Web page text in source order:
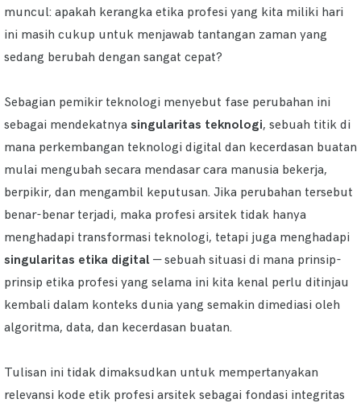
muncul: apakah kerangka etika profesi yang kita miliki hari
ini masih cukup untuk menjawab tantangan zaman yang
sedang berubah dengan sangat cepat?
Sebagian pemikir teknologi menyebut fase perubahan ini
sebagai mendekatnya singularitas teknologi, sebuah titik di
mana perkembangan teknologi digital dan kecerdasan buatan
mulai mengubah secara mendasar cara manusia bekerja,
berpikir, dan mengambil keputusan. Jika perubahan tersebut
benar-benar terjadi, maka profesi arsitek tidak hanya
menghadapi transformasi teknologi, tetapi juga menghadapi
singularitas etika digital — sebuah situasi di mana prinsip-
prinsip etika profesi yang selama ini kita kenal perlu ditinjau
kembali dalam konteks dunia yang semakin dimediasi oleh
algoritma, data, dan kecerdasan buatan.
Tulisan ini tidak dimaksudkan untuk mempertanyakan
relevansi kode etik profesi arsitek sebagai fondasi integritas